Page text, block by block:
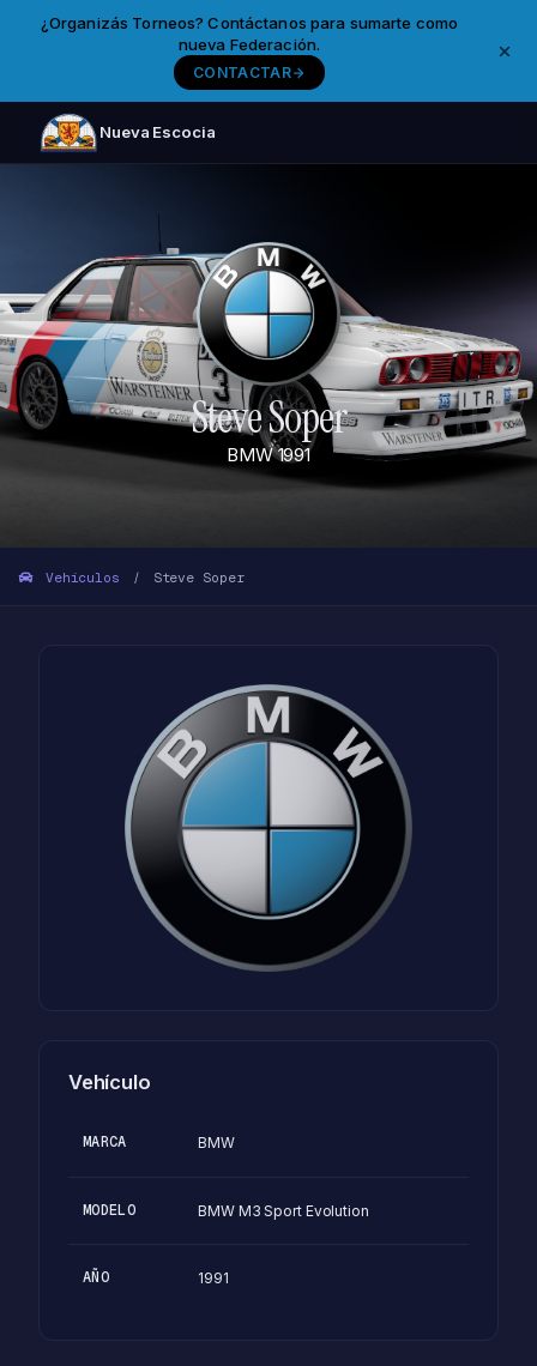
¿Organizás Torneos? Contáctanos para sumarte como
nueva Federación.
CONTACTAR
Nueva Escocia
Steve Soper
BMW 1991
Vehículos / Steve Soper
Vehículo
MARCA BMW
MODELO BMW M3 Sport Evolution
AÑO 1991